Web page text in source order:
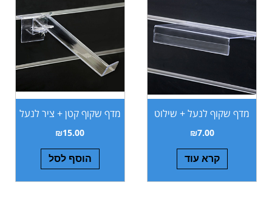
מדף שקוף לנעל + שילוט
₪7.00
קרא עוד
מדף שקוף קטן + ציר לנעל
₪15.00
הוסף לסל